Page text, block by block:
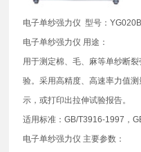
电子单纱强力仪 型号：YG020B
电子单纱强力仪 用途：
用于测定棉、毛、麻等单纱断
验。采用高精度、高速率力值
示，或打印出拉伸试验报告。
适用标准：GB/T3916-1997，
电子单纱强力仪 主要参数：